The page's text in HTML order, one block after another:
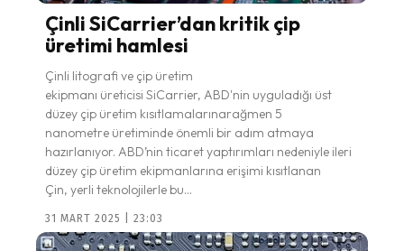
Çinli SiCarrier’dan kritik çip
üretimi hamlesi
Çinli litografi ve çip üretim
ekipmanı üreticisi SiCarrier, ABD'nin uyguladığı üst
düzey çip üretim kısıtlamalarınarağmen 5
nanometre üretiminde önemli bir adım atmaya
hazırlanıyor. ABD’nin ticaret yaptırımları nedeniyle ileri
düzey çip üretim ekipmanlarına erişimi kısıtlanan
Çin, yerli teknolojilerle bu...
31 MART 2025 | 23:03